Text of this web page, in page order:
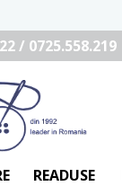
/ 0725.558.219
READUSE